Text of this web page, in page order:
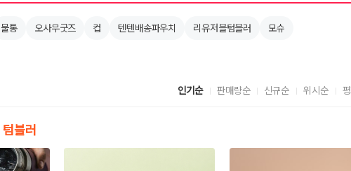
물통 오사무굿즈 컵 텐텐배송파우치 리유저블텀블러 모슈
인기순 판매량순 신규순 위시순
텀블러